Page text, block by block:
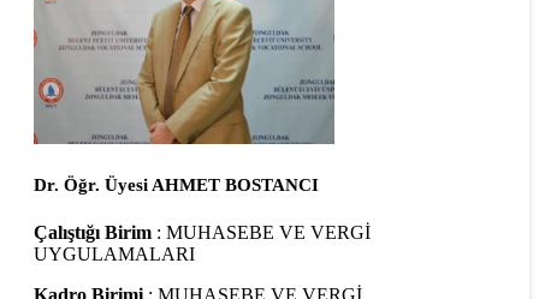
Dr. Öğr. Üyesi AHMET BOSTANCI
Çalıştığı Birim : MUHASEBE VE VERGİ
UYGULAMALARI
Kadro Birimi : MUHASEBE VE VERGİ